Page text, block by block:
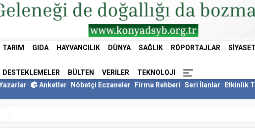
TARIM GIDA HAYVANCILIK DÜNYA SAĞLIK RÖPORTAJLAR SIYASET
DESTEKLEMELER BÜLTEN VERILER
TEKNOLOJI
Anketler Nöbetçi Eczaneler Firma Rehberi Seri İlanlar
Etkinlik